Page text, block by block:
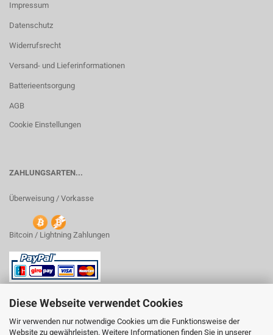
Diese Webseite verwendet Cookies
Wir verwenden nur notwendige Cookies um die Funktionsweise der
Website zu gewährleisten. Weitere Informationen finden Sie in unserer
Impressum
Datenschutz
Widerrufsrecht
Versand- und Lieferinformationen
Batterieentsorgung
AGB
Cookie Einstellungen
ZAHLUNGSARTEN...
Überweisung / Vorkasse
Bitcoin / Lightning Zahlungen